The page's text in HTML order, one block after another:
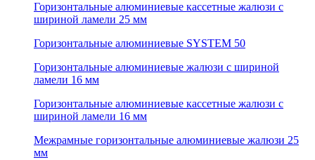
Горизонтальные алюминиевые кассетные жалюзи с
шириной ламели 25 мм
Горизонтальные алюминиевые SYSTEM 50
Горизонтальные алюминиевые жалюзи с шириной
ламели 16 мм
Горизонтальные алюминиевые кассетные жалюзи с
шириной ламели 16 мм
Межрамные горизонтальные алюминиевые жалюзи 25
мм